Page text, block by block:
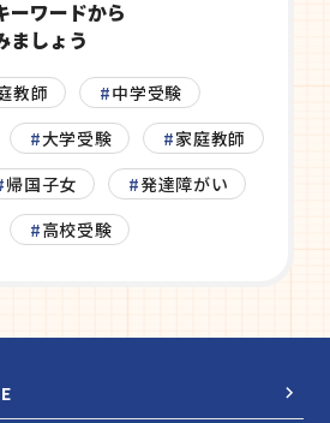
ーワードから
ましょう
教師
中学受験
大学受験
家庭教師
帰国子女
発達障がい
高校受験